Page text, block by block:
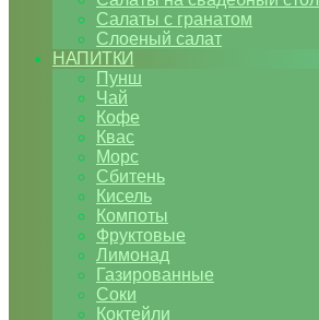
Салаты с гранатом
Слоеный салат
НАПИТКИ
Пунш
Чай
Кофе
Квас
Морс
Сбитень
Кисель
Компоты
Фруктовые
Лимонад
Газированные
Соки
Коктейли